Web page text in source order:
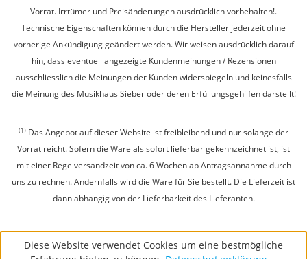
Vorrat. Irrtümer und Preisänderungen ausdrücklich vorbehalten!.
Technische Eigenschaften können durch die Hersteller jederzeit ohne
vorherige Ankündigung geändert werden. Wir weisen ausdrücklich darauf
hin, dass eventuell angezeigte Kundenmeinungen / Rezensionen
ausschliesslich die Meinungen der Kunden widerspiegeln und keinesfalls
die Meinung des Musikhaus Sieber oder deren Erfüllungsgehilfen darstellt!
(1) Das Angebot auf dieser Website ist freibleibend und nur solange der
Vorrat reicht. Sofern die Ware als sofort lieferbar gekennzeichnet ist, ist
mit einer Regelversandzeit von ca. 6 Wochen ab Antragsannahme durch
uns zu rechnen. Andernfalls wird die Ware für Sie bestellt. Die Lieferzeit ist
dann abhängig von der Lieferbarkeit des Lieferanten.
Diese Website verwendet Cookies um eine bestmögliche